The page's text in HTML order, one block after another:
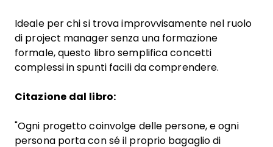
Ideale per chi si trova improvvisamente nel ruolo
di project manager senza una formazione
formale, questo libro semplifica concetti
complessi in spunti facili da comprendere.
Citazione dal libro:
"Ogni progetto coinvolge delle persone, e ogni
persona porta con sé il proprio bagaglio di